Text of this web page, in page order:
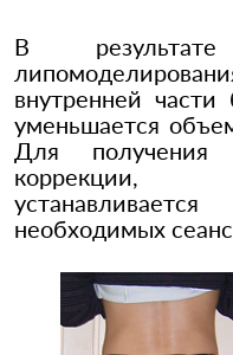
В
внутренней части
уменьшается
Для получения
коррекции,
необходимых